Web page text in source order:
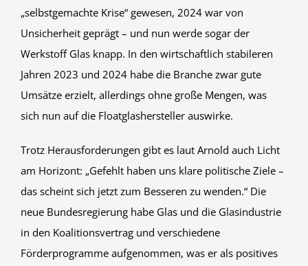
„selbstgemachte Krise“ gewesen, 2024 war von
Unsicherheit geprägt – und nun werde sogar der
Werkstoff Glas knapp. In den wirtschaftlich stabileren
Jahren 2023 und 2024 habe die Branche zwar gute
Umsätze erzielt, allerdings ohne große Mengen, was
sich nun auf die Floatglashersteller auswirke.
Trotz Herausforderungen gibt es laut Arnold auch Licht
am Horizont: „Gefehlt haben uns klare politische Ziele –
das scheint sich jetzt zum Besseren zu wenden.“ Die
neue Bundesregierung habe Glas und die Glasindustrie
in den Koalitionsvertrag und verschiedene
Förderprogramme aufgenommen, was er als positives